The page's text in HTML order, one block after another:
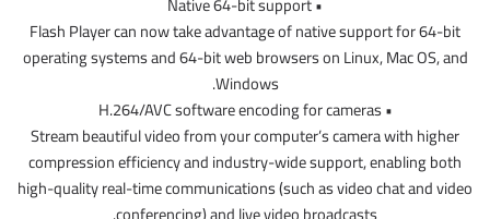
Flash Player can now take advantage of native support for 64-bit
operating systems and 64-bit web browsers on Linux, Mac OS, and
Windows.
• H.264/AVC software encoding for cameras
Stream beautiful video from your computer’s camera with higher
compression efficiency and industry-wide support, enabling both
high-quality real-time communications (such as video chat and video